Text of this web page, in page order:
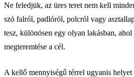
Ne feledjük, az üres teret nem kell
szó falról, padlóról, polcról vagy
tesz, különösen egy olyan lakásban, ahol
megteremtése a cél.
A kellő mennyiségű térrel ugyanis